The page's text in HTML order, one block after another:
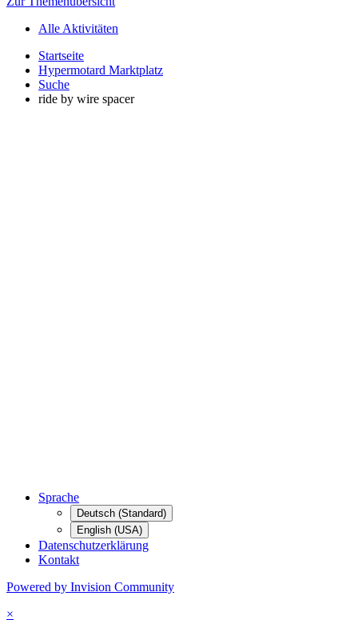
Alle Aktivitäten
Startseite
Hypermotard Marktplatz
Suche
ride by wire spacer
Sprache
Deutsch (Standard)
English (USA)
Datenschutzerklärung
Kontakt
Powered by Invision Community
×